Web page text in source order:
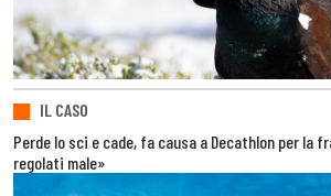
IL CASO
Perde lo sci e cade, fa causa a Decathlon per la
regolati male»